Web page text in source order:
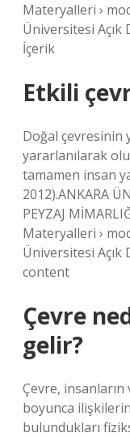
Materyalleri ›
Üniversitesi Açık
İçerik
Etkili
Doğal çevresinin
yararlanılarak
tamamen insan
2012).ANKARA
PEYZAJ
Materyalleri ›
Üniversitesi Açık
content
Çevre
gelir?
Çevre, insanların
boyunca
bulundukları